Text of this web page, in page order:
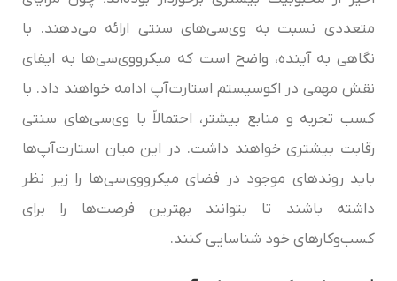
متعددی نسبت به وی‌سی‌های سنتی ارائه می‌دهند. با
نگاهی به آینده، واضح است که میکرو‌وی‌سی‌‌ها به ایفای
نقش مهمی در اکوسیستم استارت‌آپ ادامه خواهند داد. با
کسب تجربه و منابع بیشتر، احتمالاً با وی‌سی‌های سنتی
رقابت بیشتری خواهند داشت. در این میان استارت‌آپ‌ها
باید روندهای موجود در فضای میکرو‌وی‌سی‌‌ها را زیر نظر
داشته باشند تا بتوانند بهترین فرصت‌ها را برای
کسب‌وکارهای خود شناسایی کنند.